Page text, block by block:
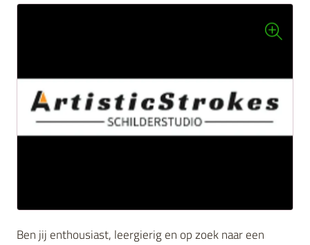
Ben jij enthousiast, leergierig en op zoek naar een